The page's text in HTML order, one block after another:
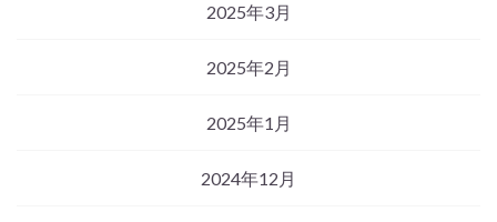
2025年3月
2025年2月
2025年1月
2024年12月